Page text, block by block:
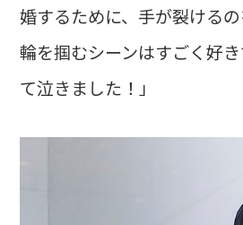
婚するために、手が裂ける
輪を掴むシーンはすごく好
て泣きました！」